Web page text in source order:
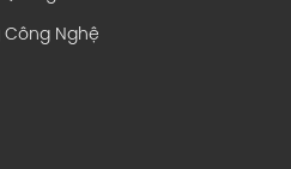
Công Nghệ